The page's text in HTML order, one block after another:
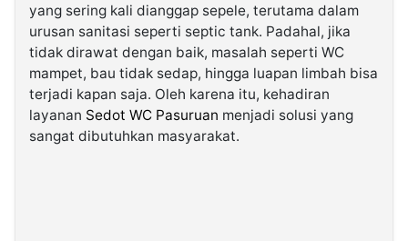
Kabarbaru.co
2026
yang sering kali dianggap sepele, terutama dalam
urusan sanitasi seperti septic tank. Padahal, jika
tidak dirawat dengan baik, masalah seperti WC
mampet, bau tidak sedap, hingga luapan limbah bisa
terjadi kapan saja. Oleh karena itu, kehadiran
layanan Sedot WC Pasuruan menjadi solusi yang
sangat dibutuhkan masyarakat.